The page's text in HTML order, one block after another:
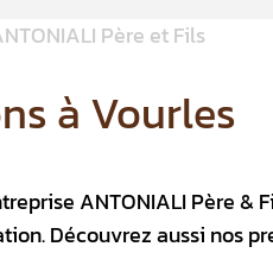
à Vourles
ANTONIALI Père
Découvrez aussi nos